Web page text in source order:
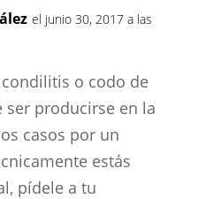
el junio 30, 2017 a las
o codo de
ser producirse en la
casos por un
estás
pídele a tu